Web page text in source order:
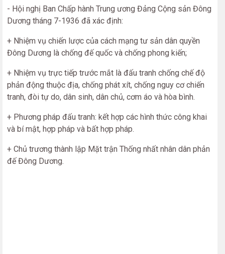
- Hội nghị Ban Chấp hành Trung ương Đảng Cộng sản Đông
Dương tháng 7-1936 đã xác định:
+ Nhiệm vụ chiến lược của cách mạng tư sản dân quyền
Đông Dương là chống đế quốc và chống phong kiến;
+ Nhiệm vụ trực tiếp trước mắt là đấu tranh chống chế độ
phản động thuộc địa, chống phát xít, chống nguy cơ chiến
tranh, đòi tự do, dân sinh, dân chủ, cơm áo và hòa bình.
+ Phương pháp đấu tranh: kết hợp các hình thức công khai
và bí mật, hợp pháp và bất hợp pháp.
+ Chủ trương thành lập Mặt trận Thống nhất nhân dân phản
đế Đông Dương.